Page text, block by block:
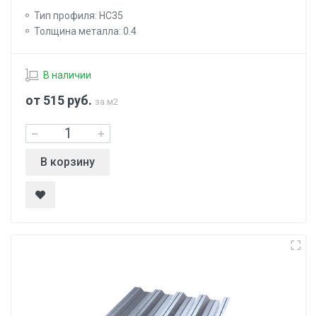
Тип профиля: НС35
Толщина металла: 0.4
В наличии
от 515 руб. за м2
В корзину